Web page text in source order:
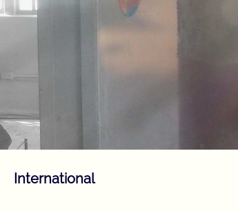
International